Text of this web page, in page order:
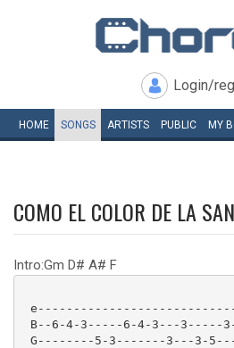
Login/
HOME SONGS ARTISTS PUBLIC MY
COMO EL COLOR DE LA
Intro:Gm D# A# F
B--6-4-3-----6-4-3---
G--------5-3-------3---3-